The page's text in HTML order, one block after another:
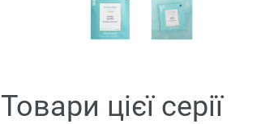
Товари цієї серії